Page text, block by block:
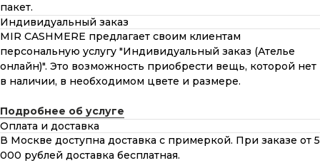
пакет.
Индивидуальный заказ
MIR CASHMERE предлагает своим клиентам
персональную услугу "Индивидуальный заказ (Ателье
онлайн)". Это возможность приобрести вещь, которой нет
в наличии, в необходимом цвете и размере.
Подробнее об услуге
Оплата и доставка
В Москве доступна доставка с примеркой. При заказе от 5
000 рублей доставка бесплатная.